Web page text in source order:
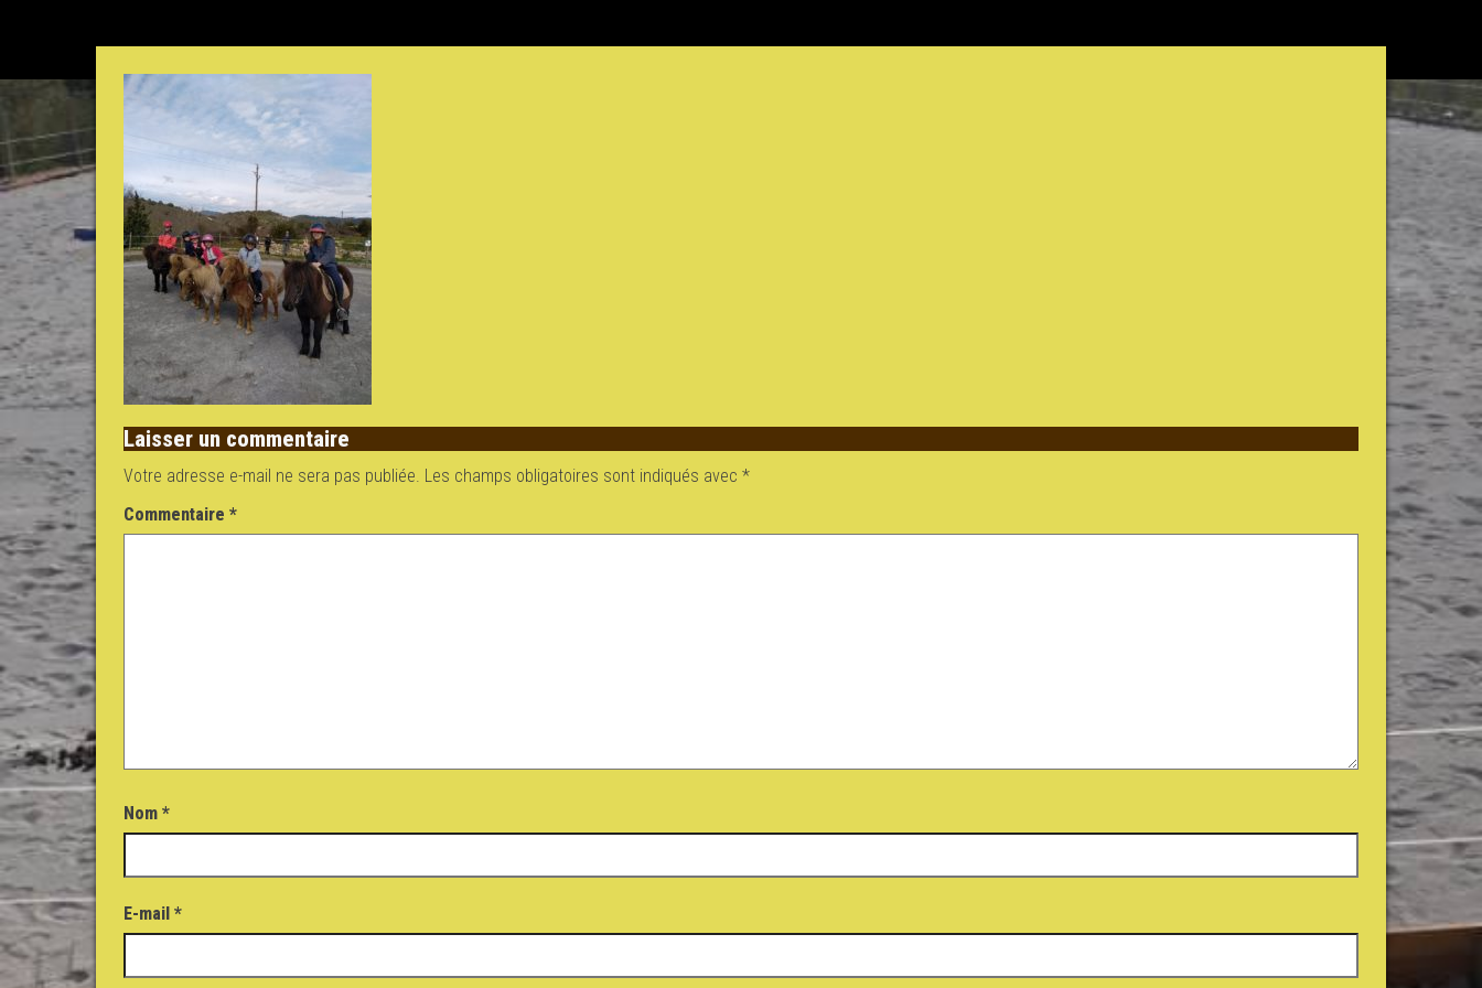
Laisser un commentaire
Votre adresse e-mail ne sera pas publiée. Les champs obligatoires sont indiqués avec *
Commentaire *
Nom *
E-mail *